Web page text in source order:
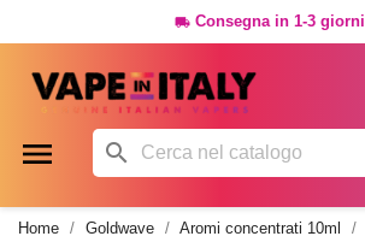
 Consegna in 1-3 giorni
 
Home Goldwave Aromi concentrati 10ml